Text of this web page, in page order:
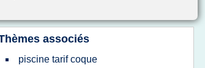
associés
piscine tarif coque